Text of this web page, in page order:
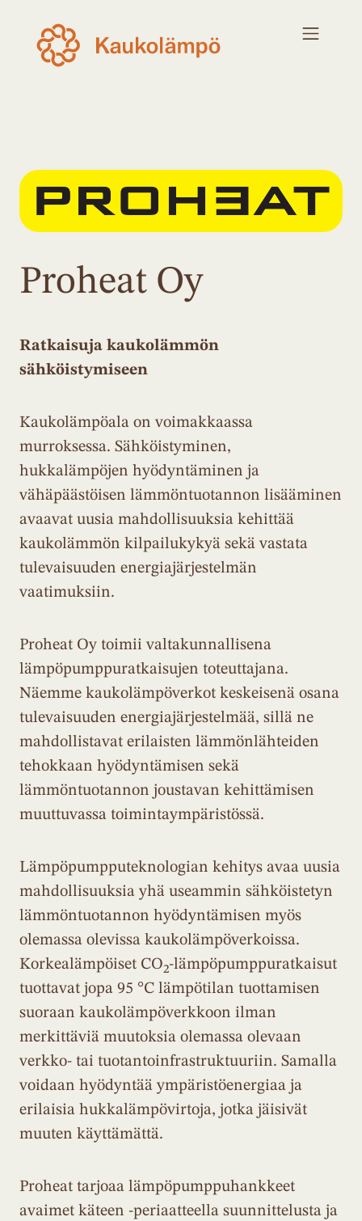
Proheat Oy
Ratkaisuja kaukolämmön
sähköistymiseen
Kaukolämpöala on voimakkaassa
murroksessa. Sähköistyminen,
hukkalämpöjen hyödyntäminen ja
vähäpäästöisen lämmöntuotannon lisääminen
avaavat uusia mahdollisuuksia kehittää
kaukolämmön kilpailukykyä sekä vastata
tulevaisuuden energiajärjestelmän
vaatimuksiin.
Proheat Oy toimii valtakunnallisena
lämpöpumppuratkaisujen toteuttajana.
Näemme kaukolämpöverkot keskeisenä osana
tulevaisuuden energiajärjestelmää, sillä ne
mahdollistavat erilaisten lämmönlähteiden
tehokkaan hyödyntämisen sekä
lämmöntuotannon joustavan kehittämisen
muuttuvassa toimintaympäristössä.
Lämpöpumpputeknologian kehitys avaa uusia
mahdollisuuksia yhä useammin sähköistetyn
lämmöntuotannon hyödyntämisen myös
olemassa olevissa kaukolämpöverkoissa.
Korkealämpöiset CO₂-lämpöpumppuratkaisut
tuottavat jopa 95 °C lämpötilan tuottamisen
suoraan kaukolämpöverkkoon ilman
merkittäviä muutoksia olemassa olevaan
verkko- tai tuotantoinfrastruktuuriin. Samalla
voidaan hyödyntää ympäristöenergiaa ja
erilaisia hukkalämpövirtoja, jotka jäisivät
muuten käyttämättä.
Proheat tarjoaa lämpöpumppuhankkeet
avaimet käteen -periaatteella suunnittelusta ja